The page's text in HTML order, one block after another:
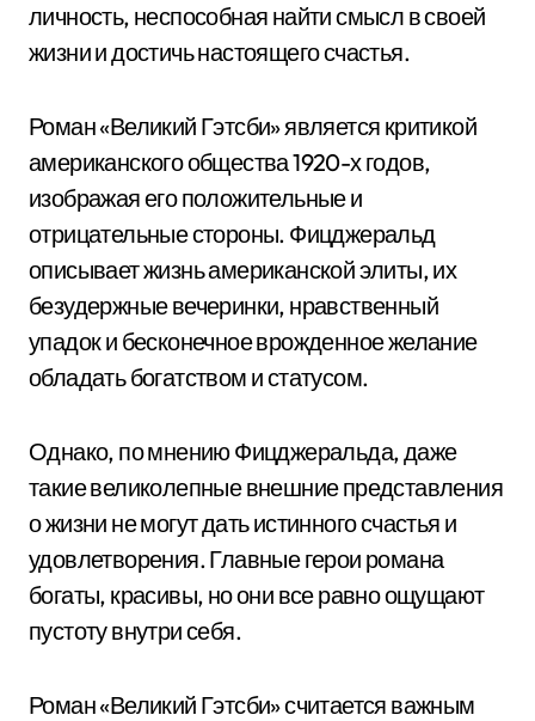
личность, неспособная найти смысл в своей
жизни и достичь настоящего счастья.
Роман «Великий Гэтсби» является критикой
американского общества 1920-х годов,
изображая его положительные и
отрицательные стороны. Фицджеральд
описывает жизнь американской элиты, их
безудержные вечеринки, нравственный
упадок и бесконечное врожденное желание
обладать богатством и статусом.
Однако, по мнению Фицджеральда, даже
такие великолепные внешние представления
о жизни не могут дать истинного счастья и
удовлетворения. Главные герои романа
богаты, красивы, но они все равно ощущают
пустоту внутри себя.
Роман «Великий Гэтсби» считается важным